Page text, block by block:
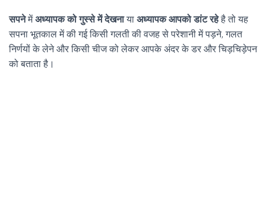
सपनेमेंअध्यापक को गुस्से में देखनाया अध्यापक आपको डांट रहेहै तो यह
सपना भूतकाल में की गई किसी गलती की वजह से परेशानी में पड़ने, गलत
निर्णयों के लेने और किसी चीज को लेकर आपके अंदर के डर और चिड़चिड़ेपन
को बताता है।